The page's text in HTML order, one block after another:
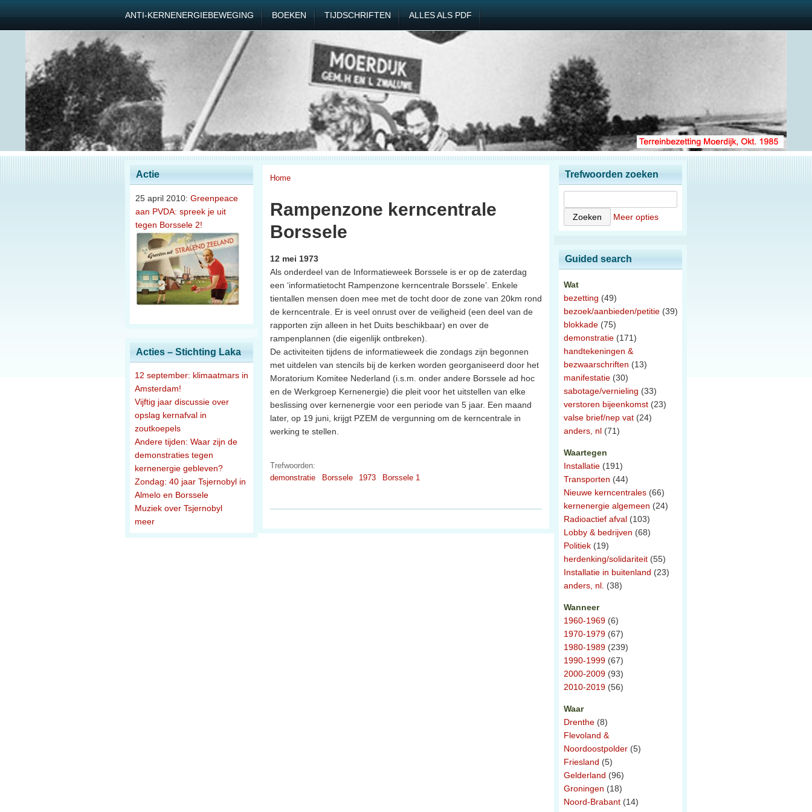
ANTI-KERNENERGIEBEWEGING BOEKEN TIJDSCHRIFTEN ALLES ALS PDF
Actie
25 april 2010: Greenpeace
aan PVDA: spreek je uit
tegen Borssele 2!
Acties – Stichting Laka
12 september: klimaatmars in
Amsterdam!
Vijftig jaar discussie over
opslag kernafval in
zoutkoepels
Andere tijden: Waar zijn de
demonstraties tegen
kernenergie gebleven?
Zondag: 40 jaar Tsjernobyl in
Almelo en Borssele
Muziek over Tsjernobyl
meer
Home
Rampenzone kerncentrale
Borssele
12 mei 1973
Als onderdeel van de Informatieweek Borssele is er op de zaterdag
een ‘informatietocht Rampenzone kerncentrale Borssele’. Enkele
tientallen mensen doen mee met de tocht door de zone van 20km rond
de kerncentrale. Er is veel onrust over de veiligheid (een deel van de
rapporten zijn alleen in het Duits beschikbaar) en over de
rampenplannen (die eigenlijk ontbreken).
De activiteiten tijdens de informatieweek die zondags zijn begonnen
met uitdelen van stencils bij de kerken worden georganiseerd door het
Moratorium Komitee Nederland (i.s.m. onder andere Borssele ad hoc
en de Werkgroep Kernenergie) die pleit voor het uitstellen van elke
beslissing over kernenergie voor een periode van 5 jaar. Een maand
later, op 19 juni, krijgt PZEM de vergunning om de kerncentrale in
werking te stellen.
Trefwoorden:
demonstratie
Borssele 1973 Borssele 1
Trefwoorden zoeken
Meer opties
Guided search
Wat
bezetting (49)
bezoek/aanbieden/petitie (39)
blokkade (75)
demonstratie (171)
handtekeningen &
bezwaarschriften (13)
manifestatie (30)
sabotage/vernieling (33)
verstoren bijeenkomst (23)
valse brief/nep vat (24)
anders, nl (71)
Waartegen
Installatie (191)
Transporten (44)
Nieuwe kerncentrales (66)
kernenergie algemeen (24)
Radioactief afval (103)
Lobby & bedrijven (68)
Politiek (19)
herdenking/solidariteit (55)
Installatie in buitenland (23)
anders, nl. (38)
Wanneer
1960-1969 (6)
1970-1979 (67)
1980-1989 (239)
1990-1999 (67)
2000-2009 (93)
2010-2019 (56)
Waar
Drenthe (8)
Flevoland &
Noordoostpolder (5)
Friesland (5)
Gelderland (96)
Groningen (18)
Noord-Brabant (14)